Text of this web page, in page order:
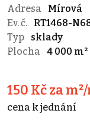
Adresa
Mírová
Ev. č.
RT1468-
Typ
sklady
Plocha
4 000 m²
150 Kč za
cena k jednání